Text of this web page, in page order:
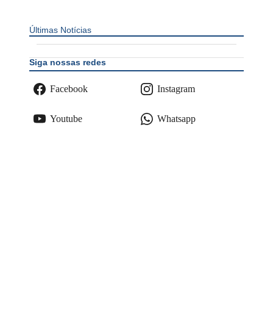
Últimas Notícias
Siga nossas redes
Facebook Instagram
Youtube Whatsapp